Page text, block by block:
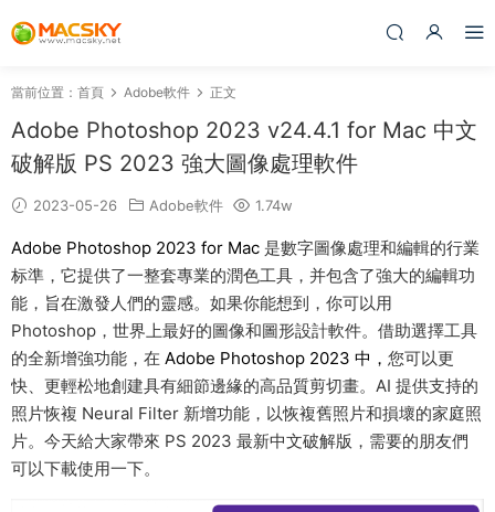
當前位置： 首頁 Adobe軟件 正文
Adobe Photoshop 2023 v24.4.1 for Mac 中文
破解版 PS 2023 強大圖像處理軟件
2023-05-26 Adobe軟件 1.74w
Adobe Photoshop 2023 for Mac 是數字圖像處理和編輯的行業
标準，它提供了一整套專業的潤色工具，并包含了強大的編輯功
能，旨在激發人們的靈感。如果你能想到，你可以用
Photoshop，世界上最好的圖像和圖形設計軟件。借助選擇工具
的全新增強功能，在 Adobe Photoshop 2023 中， 您可以更
快、更輕松地創建具有細節邊緣的高品質剪切畫。AI 提供支持的
照片恢複 Neural Filter 新增功能，以恢複舊照片和損壞的家庭照
片。今天給大家帶來 PS 2023 最新中文破解版，需要的朋友們
可以下載使用一下。